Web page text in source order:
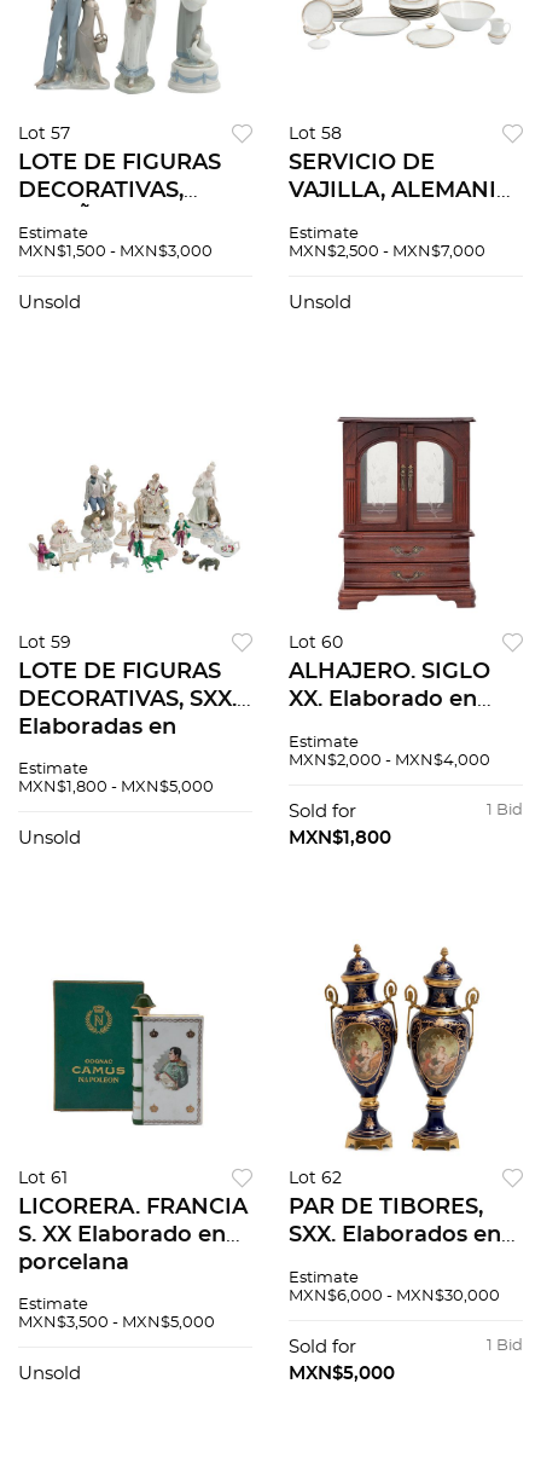
Lot 57
LOTE DE FIGURAS
DECORATIVAS,
Elaboradas en
policromada.
Estimate
MXN$1,500 - MXN$3,000
Unsold
Lot 58
SERVICIO DE
VAJILLA, ALEMANIA,
porcelana. Sellada
Decoración con
Estimate
MXN$2,500 - MXN$7,000
Unsold
Lot 59
LOTE DE FIGURAS
DECORATIVAS, SXX.
Elaboradas en
policromada.
y sellos. 17 piezas.
Estimate
MXN$1,800 - MXN$5,000
Unsold
Lot 60
ALHAJERO. SIGLO
XX. Elaborado en
Diseño a manera de
Con mecanismo
musical Detalles de
Estimate
MXN$2,000 - MXN$4,000
1 Bid
Sold for
MXN$1,800
Lot 61
LICORERA. FRANCIA
S. XX Elaborado en
porcelana
Limoges. Diseño a
Decorado con
Estimate
MXN$3,500 - MXN$5,000
Unsold
Lot 62
PAR DE TIBORES,
SXX. Elaborados en
dorado. Tipo Sevrés.
medallón central y
escenas galantes.
Estimate
MXN$6,000 - MXN$30,000
1 Bid
Sold for
MXN$5,000